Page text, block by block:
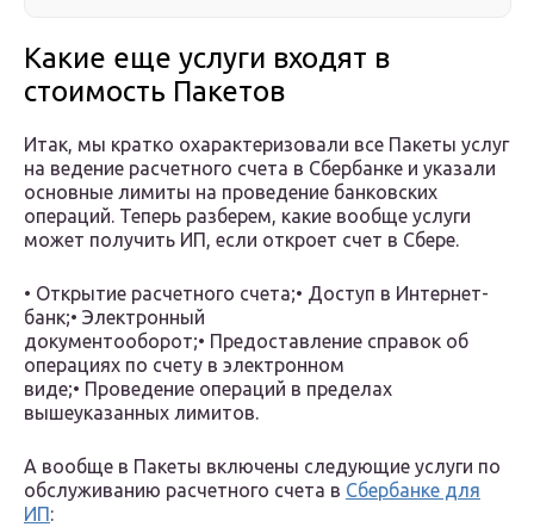
Какие еще услуги входят в
стоимость Пакетов
Итак, мы кратко охарактеризовали все Пакеты услуг
на ведение расчетного счета в Сбербанке и указали
основные лимиты на проведение банковских
операций. Теперь разберем, какие вообще услуги
может получить ИП, если откроет счет в Сбере.
• Открытие расчетного счета;• Доступ в Интернет-
банк;• Электронный
документооборот;• Предоставление справок об
операциях по счету в электронном
виде;• Проведение операций в пределах
вышеуказанных лимитов.
А вообще в Пакеты включены следующие услуги по
обслуживанию расчетного счета в Сбербанке для
ИП: